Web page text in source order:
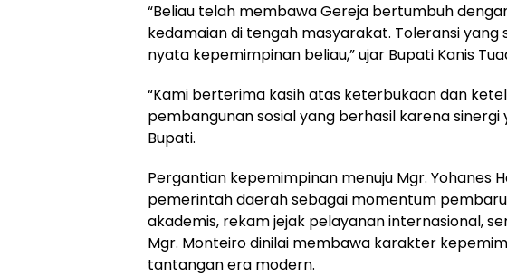
“Beliau telah membawa Gereja bertumbuh
kedamaian di tengah masyarakat. Toleransi
nyata kepemimpinan beliau,” ujar Bupati Kanis
“Kami berterima kasih atas keterbukaan dan
pembangunan sosial yang berhasil karena sinergi
Bupati.
Pergantian kepemimpinan menuju Mgr. Yohanes
pemerintah daerah sebagai momentum
akademis, rekam jejak pelayanan internasional,
Mgr. Monteiro dinilai membawa karakter
tantangan era modern.